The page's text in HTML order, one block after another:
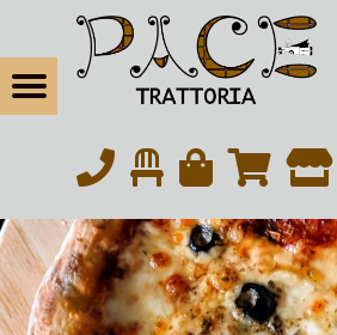
お席の予約 | 松戸の本気イタリアン・トラットリアパーチェ 松戸の本気イタリアン・トラットリアパーチェ
Menu